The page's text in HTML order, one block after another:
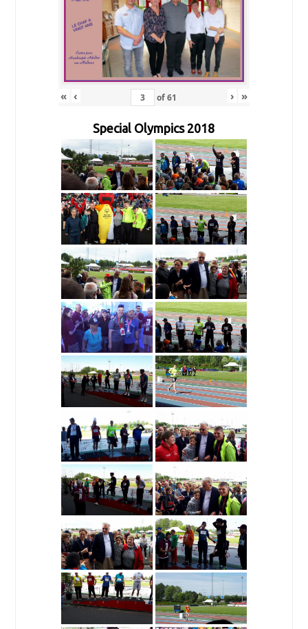
« ‹ of61 › »
Special Olympics 2018